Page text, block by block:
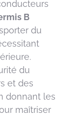
B
du
du
et des
donnant les
maîtriser